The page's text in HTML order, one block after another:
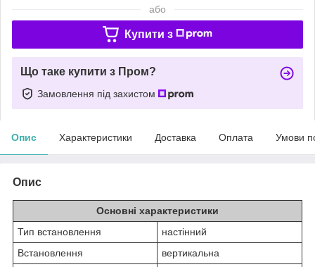
або
Купити з
Що таке купити з Пром?
Замовлення під захистом
Опис Характеристики Доставка Оплата Умови
Опис
Основні характеристики
Тип встановлення
настінний
Встановлення
вертикальна